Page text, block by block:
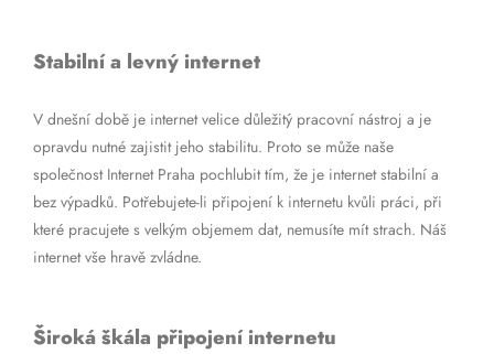
Stabilní a levný internet
V dnešní době je internet velice důležitý pracovní nástroj a je
opravdu nutné zajistit jeho stabilitu. Proto se může naše
společnost Internet Praha pochlubit tím, že je internet stabilní a
bez výpadků. Potřebujete-li připojení k internetu kvůli práci, při
které pracujete s velkým objemem dat, nemusíte mít strach. Náš
internet vše hravě zvládne.
Široká škála připojení internetu